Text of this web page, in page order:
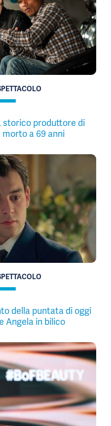
storico produttore di
morto a 69 anni
della puntata di oggi
Angela in bilico